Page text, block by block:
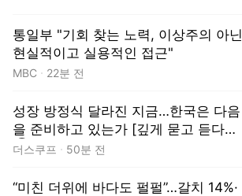
통일부 "기회 찾는 노력, 이상주의 아닌
현실적이고 실용적인 접근"
MBC 22분 전
성장 방정식 달라진 지금…한국은 다음
을 준비하고 있는가 [깊게 묻고 듣다
②]
더스쿠프 50분 전
“미친 더위에 바다도 펄펄”…갈치 14%·